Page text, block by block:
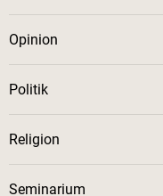
Opinion
Politik
Religion
Seminarium